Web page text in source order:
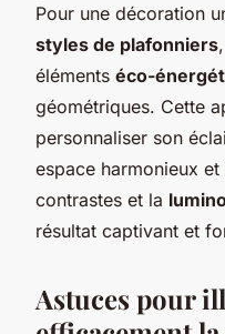
Pour une décoration
styles de plafonniers
éléments éco-
géométriques. Cette
personnaliser son
espace harmonieux
contrastes et la
résultat captivant et
Astuces pour